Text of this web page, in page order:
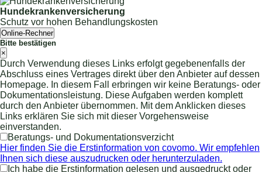
Hundekrankenversicherung
Schutz vor hohen Behandlungskosten
Online-Rechner
Bitte bestätigen
×
Durch Verwendung dieses Links erfolgt gegebenenfalls der
Abschluss eines Vertrages direkt über den Anbieter auf dessen
Homepage. In diesem Fall erbringen wir keine Beratungs- oder
Dokumentationsleistung. Diese Aufgaben werden komplett
durch den Anbieter übernommen. Mit dem Anklicken dieses
Links erklären Sie sich mit dieser Vorgehensweise
einverstanden.
Beratungs- und Dokumentationsverzicht
Hier finden Sie die Erstinformation von covomo. Wir empfehlen
Ihnen sich diese auszudrucken oder herunterzuladen.
Ich habe die Erstinformation gelesen und ausgedruckt oder